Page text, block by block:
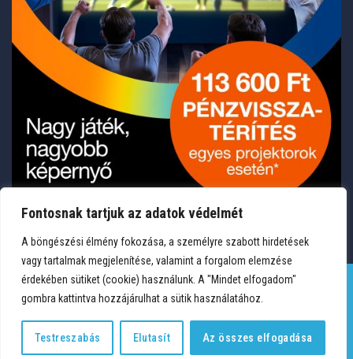
Fontosnak tartjuk az adatok védelmét
A böngészési élmény fokozása, a személyre szabott hirdetések
vagy tartalmak megjelenítése, valamint a forgalom elemzése
érdekében sütiket (cookie) használunk. A "Mindet elfogadom"
gombra kattintva hozzájárulhat a sütik használatához.
Testreszabás Elutasít Az összes elfogadása
Copyright 2026 © Medium Hungary Kft. Minden jog fenntartva.